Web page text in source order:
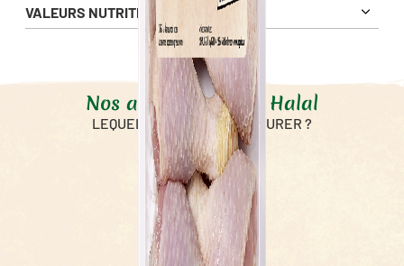
VALEURS NUTRITIONNELLES
137 Kcal
Matières Grasses
dont Acides Gras Saturés
6.4 g
2.1 g
Nos autres produits Halal
LEQUEL ALLEZ-VOUS SAVOURER ?